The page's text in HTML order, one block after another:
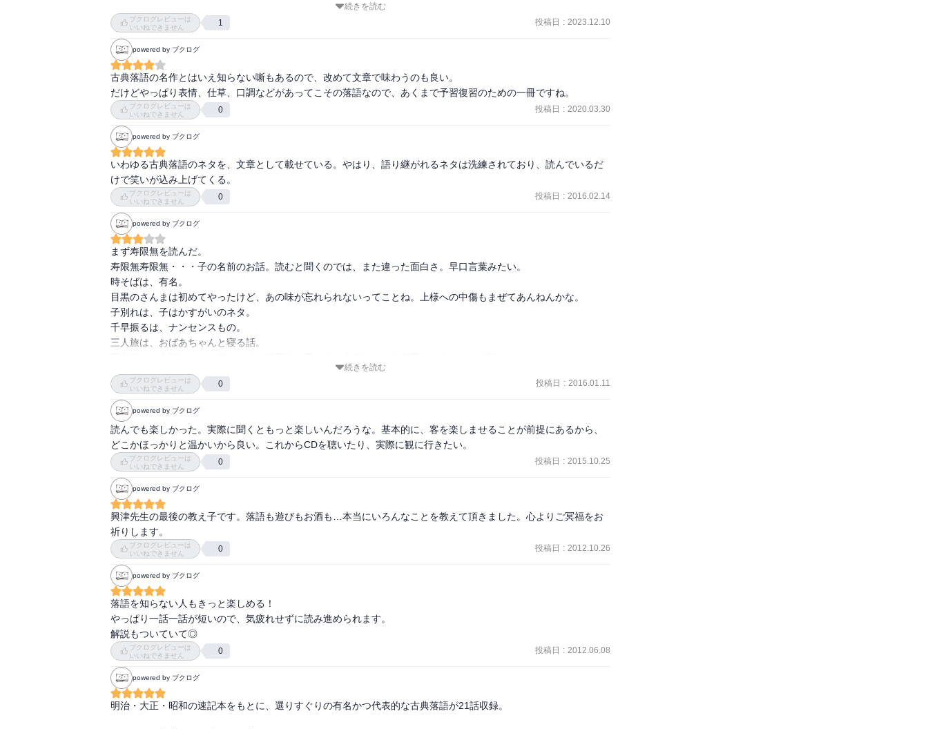
【02】明烏
【03】居残り佐平次
【04】厩火事
【05】がまの油
【06】小言幸兵衛
【07】子別れ
【08】三人旅
【09】三方一両損
【10】三枚起請
【11】芝浜
【12】寿限無
【13】崇徳院
【14】粗忽長屋
【15】たがや
【16】千早振る
【17】道具屋
【18】時そば
【19】野ざらし
【20】目黒のさんま
【21】らくだ
そろえるには及ばない。本書が気に入ったら、次の1冊を選ぶ際の選択肢のひとつとして頭に入れておく程度でよ
い。
補足情報として、文字サイズについて書いておく。先に紹介した「落語百選」と比べ、文字サイズは同じだが、文
字が若干太いため、少しだけみやすい。ただこれは、読んでいれば気にならなくなる程度の微差である。
魚の水行末(すいぎょうまつ) 雲来末(うんらいまつ) 風来末 食う寝るところに住むところ やぶらこうじのぶらこうじ
パイポパイポ パイポのシューリンガン シューリンガンのグーリンダイ グーリンダイのポンポコピーのポンポコナ
の長久命(ちょうきゅうめい)の長助(ちょうすけ)。『寿限無』
甲府(山梨)から出てきた男が浅草で財布を盗まれるも、江戸の豆腐屋の奉公として雇ってもらう。「トウフ、ゴマ入
り、がんもどき～」と豆腐を売り歩く。真面目に働き、豆腐屋の夫婦に気に入られ、豆腐屋の娘と結婚し、豆腐屋
の跡取りに。江戸に来る前に身延山(みのぶさん)久遠寺で願掛けをしていたので、お礼参り(願解き/がんほどき)のた
めに帰ることに。「甲府、お詣り、願解(がんほど)き～」。『甲府い』
大名の父と仲がよくないある男。大名になることは半ば諦め、気ままに暮らしていた。ある日、本を読みすぎて肩
がこったので、盲目のマッサージ師(あん摩の錦木という男)を呼ぶ。腕がとてもよく、話もうまい。大変気に入り
「もし私が大名になったら、お前に高い位(盲人の最高位である検校)を与えてやる」。その後、あん摩は大病して寝
込んでいたが、男が本当に大名になったことを知る。早速、屋敷に会いに行き、検校の位をもらう。『三味線栗毛
くりげ』
ある男が我が子を連れて大阪天満宮の祭りに行く。屋台が出ている。父「何か買ってくれと言ったら河に投げ込む
からな。河には河童がいて、頭をかじられるんだぞ」。子「河童は空想上の生き物だから大丈夫だよ」。飴屋にや
ってきた親子。男が商品を触って指をなめてしまい店主に怒られる。団子屋にやってきた親子。蜜の団子を買うが
男が蜜の部分をすべてなめてしまい、子が蜜がついてないじゃないかと泣きわめく。そこで男は団子屋の隙を見
て、店の蜜つぼの中に団子を突っ込む。子も父親の真似をする。店主に怒られる。『初天神はつてんじん』
喧嘩を仲裁するのが好きな男。喧嘩をおさめて酒を飲ませ仲直りをさせる。町では有名。町の二人組がタダ酒にあ
りつくため、男の前で喧嘩をしているフリをする。それも知らず、意気揚々と「喧嘩」を仲裁し、酒を飲ませて満
足の男。▼ある浄瑠璃の稽古屋で師匠と弟子が「お半町」の稽古をしていた。そこに通りかかった男は本当に嫁い
じめがあると勘違い。男が話を聞くと、これは京都の押小路にある呉服屋の話だと聞かされる。男は船で京都まで
出向き、押小路にあった呉服屋に入り、いじめられている嫁に会わせてくれと言う。呉服屋「それはお半町の話で
すよ。その嫁(お半)は桂川で心中しましたよ」。男「そうか、遅かったか。汽車で来たら良かった」『どうらんの幸
助こうすけ』
水を桶に入れて売り歩く男がいた。重たい水を売っても少しの銭しか稼げない。ある日、男が宝くじ(富くじ)を買う
と大当たり。大金を手に入れる。つらい仕事を辞めて優雅に暮らそうと考えたが、水を売り歩かないと困る人たち
がいる。男は水を売る仕事を続ける。『水屋の富』
武家の下男「わが家の庭に忍び込んだ筍を手打ちにいたしました」。隣家「手打ちは良いが死骸はこちらへ渡して
もらおう」。武家の下男「死骸はこちらで手厚く、腹(原)に葬り、骨は明朝、高野(厠かわや)に納まるでございまし
ょう。『たけのこ』
幽霊(遊芸ゆうげい)稼人(かせぎにん)でございます。『不動坊』
酒の中に水を混ぜる、水の中へ酒を混ぜる。水臭い酒、酒臭い水。『七度狐』
『首提灯』
○死神
○饅頭こわい
○目黒のさんま
○猫の皿
続きを読む
ブクログレビューは
いいねできません
1 投稿日 : 2023.12.10
powered by ブクログ
古典落語の名作とはいえ知らない噺もあるので、改めて文章で味わうのも良い。
だけどやっぱり表情、仕草、口調などがあってこその落語なので、あくまで予習復習のための一冊ですね。
ブクログレビューは
いいねできません
0 投稿日 : 2020.03.30
powered by ブクログ
いわゆる古典落語のネタを、文章として載せている。やはり、語り継がれるネタは洗練されており、読んでいるだ
けで笑いが込み上げてくる。
ブクログレビューは
いいねできません
0 投稿日 : 2016.02.14
powered by ブクログ
まず寿限無を読んだ。
寿限無寿限無・・・子の名前のお話。読むと聞くのでは、また違った面白さ。早口言葉みたい。
時そばは、有名。
目黒のさんまは初めてやったけど、あの味が忘れられないってことね。上様への中傷もまぜてあんねんかな。
子別れは、子はかすがいのネタ。
千早振るは、ナンセンスもの。
三人旅は、おばあちゃんと寝る話。
そこつ長屋は、とんちんかんな会話の繰り返しで、面白かった。言葉遊びもたくさん。
続きを読む
ブクログレビューは
いいねできません
0 投稿日 : 2016.01.11
powered by ブクログ
読んでも楽しかった。実際に聞くともっと楽しいんだろうな。基本的に、客を楽しませることが前提にあるから、
どこかほっかりと温かいから良い。これからCDを聴いたり、実際に観に行きたい。
ブクログレビューは
いいねできません
0 投稿日 : 2015.10.25
powered by ブクログ
興津先生の最後の教え子です。落語も遊びもお酒も…本当にいろんなことを教えて頂きました。心よりご冥福をお
祈りします。
ブクログレビューは
いいねできません
0 投稿日 : 2012.10.26
powered by ブクログ
落語を知らない人もきっと楽しめる！
やっぱり一話一話が短いので、気疲れせずに読み進められます。
解説もついていて◎
ブクログレビューは
いいねできません
0 投稿日 : 2012.06.08
powered by ブクログ
明治・大正・昭和の速記本をもとに、選りすぐりの有名かつ代表的な古典落語が21話収録。